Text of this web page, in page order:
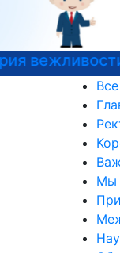
Курсы
Мы